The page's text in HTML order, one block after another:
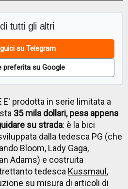
tutti gli altri
su Telegram
preferita su Google
E' prodotta in serie limitata a
35 mila dollari, pesa appena
su strada: è la bici
dalla tedesca PG (che
Bloom, Lady Gaga,
Adams) e costruita
tedesca Kussmaul ,
su misura di articoli di